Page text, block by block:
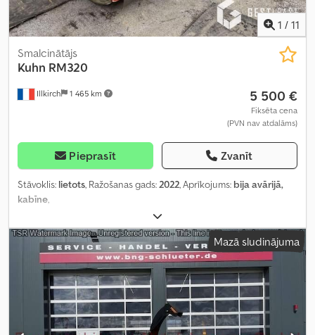
1 / 11
Illkirch 1 465 km
Smalcinātājs
Kuhn RM320
5 500 €
Fiksēta cena
(PVN nav atdalāms)
Pieprasīt Zvanīt
Stāvoklis: lietots, Ražošanas gads:2022, Aprīkojums: bija avārijā,
kabīne,
Mazā sludinājuma